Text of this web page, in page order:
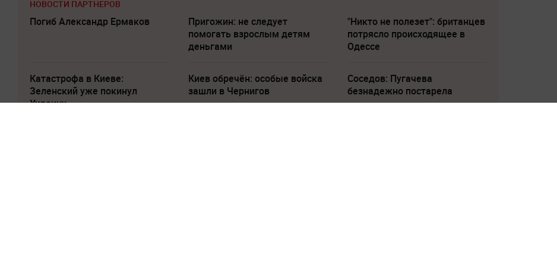
НОВОСТИ ПАРТНЕРОВ
Погиб Александр Ермаков
Пригожин: не следует
помогать взрослым детям
деньгами
"Никто не полезет": британцев
потрясло происходящее в
Одессе
Катастрофа в Киеве:
Зеленский уже покинул
Украину
Киев обречён: особые войска
зашли в Чернигов
Соседов: Пугачева
безнадежно постарела